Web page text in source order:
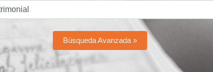
Búsqueda Avanzada »